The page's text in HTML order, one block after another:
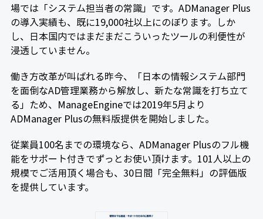
場では「システム担当者の常識」です。ADManager Plus
の導入実績も、既に19,000社以上にのぼります。しか
し、日本国内ではまだまだこういったツールの利便性が
浸透していません。
働き方改革が叫ばれる昨今、「日本の情報システム部門
を面倒なAD管理業務から解放し、新たな常識を打ち立て
る」ため、ManageEngineでは2019年5月より
ADManager Plusの無料版提供を開始しました。
従業員100名までの環境なら、ADManager Plusのフル機
能をサポート付きでずっとお使い頂けます。101人以上の
規模でご活用頂く場合も、30日間「完全無料」の評価版
を提供しています。